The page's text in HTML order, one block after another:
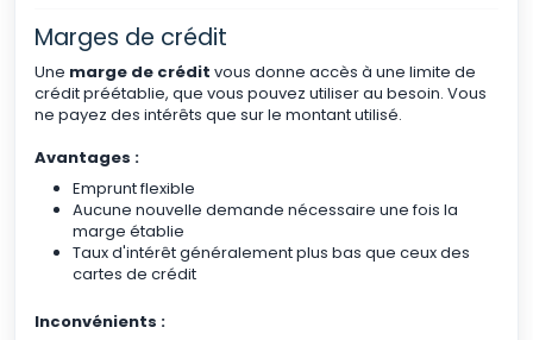
Marges de crédit
Une marge de crédit vous donne accès à une limite de
crédit préétablie, que vous pouvez utiliser au besoin. Vous
ne payez des intérêts que sur le montant utilisé.
Avantages :
Emprunt flexible
Aucune nouvelle demande nécessaire une fois la
marge établie
Taux d'intérêt généralement plus bas que ceux des
cartes de crédit
Inconvénients :